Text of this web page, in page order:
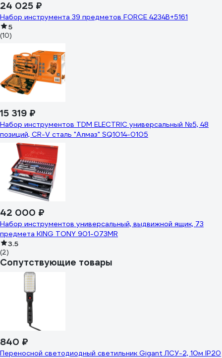
24 025 ₽
Набор инструмента 39 предметов FORCE 4234B+5161
5
(10)
15 319 ₽
Набор инструментов TDM ELECTRIC универсальный №5, 48
позиций, CR-V сталь "Алмаз" SQ1014-0105
42 000 ₽
Набор инструментов универсальный, выдвижной ящик, 73
предмета KING TONY 901-073MR
3.5
(2)
Сопутствующие товары
840 ₽
Переносной светодиодный светильник Gigant ЛСУ-2, 10м IP20